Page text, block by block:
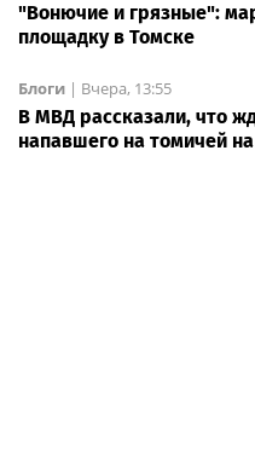
"Вонючие и грязные":
площадку в Томске
Блоги | Вчера, 13:55
В МВД рассказали, что
напавшего на томичей